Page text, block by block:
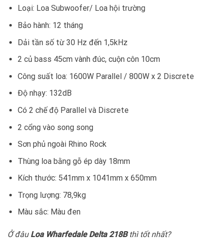
Loại: Loa Subwoofer/ Loa hội trường
Bảo hành: 12 tháng
Dải tần số từ 30 Hz đến 1,5kHz
2 củ bass 45cm vành đúc, cuộn côn 10cm
Công suất loa: 1600W Parallel / 800W x 2 Discrete
Độ nhạy: 132dB
Có 2 chế độ Parallel và Discrete
2 cổng vào song song
Sơn phủ ngoài Rhino Rock
Thùng loa bằng gỗ ép dày 18mm
Kích thước: 541mm x 1041mm x 650mm
Trọng lượng: 78,9kg
Màu sắc: Màu đen
Ở đâu Loa Wharfedale Delta 218Bthì tốt nhất?